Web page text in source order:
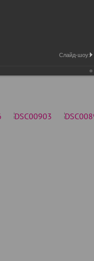
Слайд-шоу: